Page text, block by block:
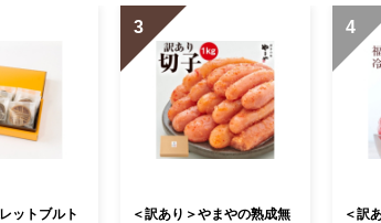
ットブルト
3
＜訳あり＞やまやの熟成無
4
＜訳